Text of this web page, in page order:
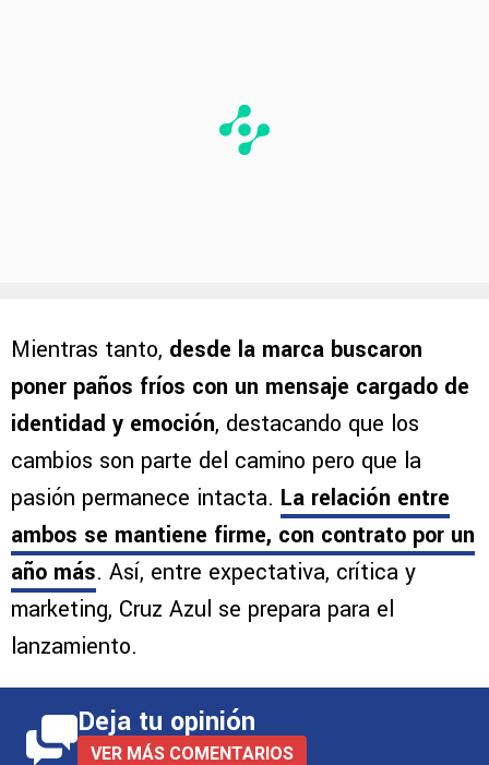
Mientras tanto, desde la marca buscaron
poner paños fríos con un mensaje cargado de
identidad y emoción, destacando que los
cambios son parte del camino pero que la
pasión permanece intacta. La relación entre
ambos se mantiene firme, con contrato por un
año más. Así, entre expectativa, crítica y
marketing, Cruz Azul se prepara para el
lanzamiento.
Deja tu opinión
VER MÁS COMENTARIOS